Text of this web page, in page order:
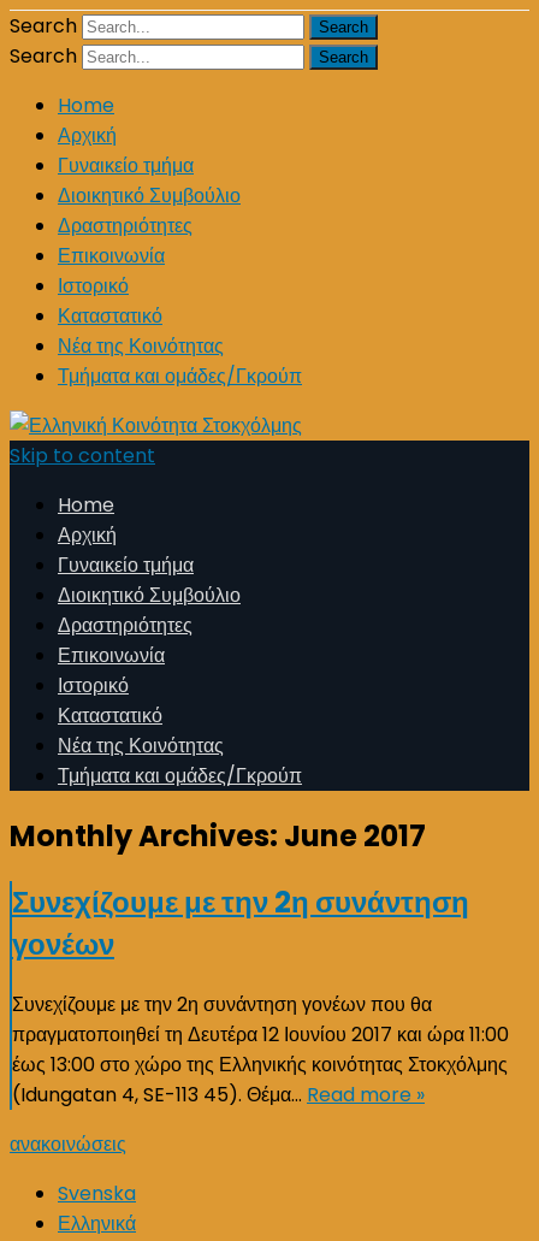
Search
Search
Home
Αρχική
Γυναικείο τμήμα
Διοικητικό Συμβούλιο
Δραστηριότητες
Επικοινωνία
Ιστορικό
Καταστατικό
Νέα της Κοινότητας
Τμήματα και ομάδες/Γκρούπ
Skip to content
Home
Αρχική
Γυναικείο τμήμα
Διοικητικό Συμβούλιο
Δραστηριότητες
Επικοινωνία
Ιστορικό
Καταστατικό
Νέα της Κοινότητας
Τμήματα και ομάδες/Γκρούπ
Monthly Archives: June 2017
Συνεχίζουμε με την 2η συνάντηση
γονέων
Συνεχίζουμε με την 2η συνάντηση γονέων που θα
πραγματοποιηθεί τη Δευτέρα 12 Ιουνίου 2017 και ώρα 11:00
έως 13:00 στο χώρο της Ελληνικής κοινότητας Στοκχόλμης
(Idungatan 4, SE-113 45). Θέμα… Read more »
ανακοινώσεις
Svenska
Ελληνικά